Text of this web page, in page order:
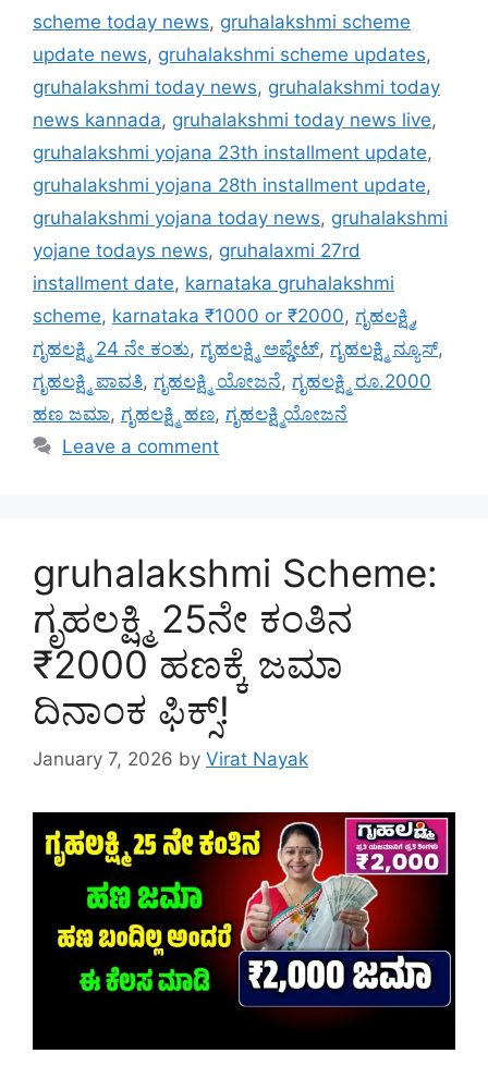
scheme today news, gruhalakshmi scheme
update news, gruhalakshmi scheme updates,
gruhalakshmi today news, gruhalakshmi today
news kannada, gruhalakshmi today news live,
gruhalakshmi yojana 23th installment update,
gruhalakshmi yojana 28th installment update,
gruhalakshmi yojana today news, gruhalakshmi
yojane todays news, gruhalaxmi 27rd
installment date, karnataka gruhalakshmi
scheme, karnataka ₹1000 or ₹2000, ಗೃಹಲಕ್ಷ್ಮಿ,
ಗೃಹಲಕ್ಷ್ಮಿ 24 ನೇ ಕಂತು, ಗೃಹಲಕ್ಷ್ಮಿ ಅಪ್ಡೇಟ್, ಗೃಹಲಕ್ಷ್ಮಿ ನ್ಯೂಸ್,
ಗೃಹಲಕ್ಷ್ಮಿ ಪಾವತಿ, ಗೃಹಲಕ್ಷ್ಮಿ ಯೋಜನೆ, ಗೃಹಲಕ್ಷ್ಮಿ ರೂ.2000
ಹಣ ಜಮಾ, ಗೃಹಲಕ್ಷ್ಮಿ ಹಣ, ಗೃಹಲಕ್ಷ್ಮಿಯೋಜನೆ
Leave a comment
gruhalakshmi Scheme:
ಗೃಹಲಕ್ಷ್ಮಿ 25ನೇ ಕಂತಿನ
₹2000 ಹಣಕ್ಕೆ ಜಮಾ
ದಿನಾಂಕ ಫಿಕ್ಸ್!
January 7, 2026 by Virat Nayak